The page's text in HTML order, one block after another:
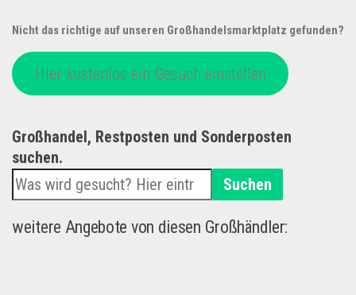
Nicht das richtige auf unseren Großhandelsmarktplatz gefunden?
Hier kostenlos ein Gesuch einstellen
Großhandel, Restposten und Sonderposten
suchen.
Suchen
weitere Angebote von diesen Großhändler: